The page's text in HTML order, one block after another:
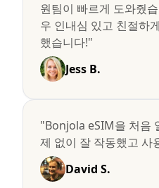
원팀이 빠르게 도와줬
우 인내심 있고 친절하
했습니다!"
Jess B.
"Bonjola eSIM을 처음
제 없이 잘 작동했고 사
David S.